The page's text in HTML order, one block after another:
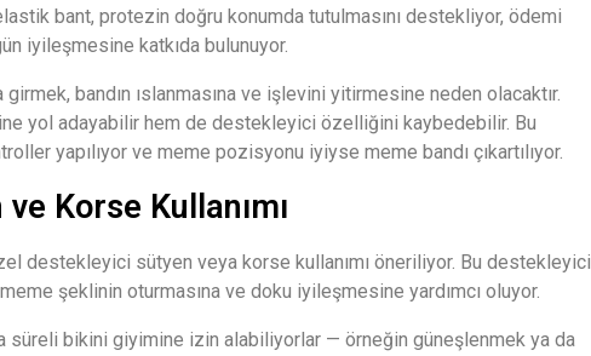
elastik bant, protezin doğru konumda tutulmasını destekliyor, ödemi
iyileşmesine katkıda bulunuyor.
bandın ıslanmasına ve işlevini yitirmesine neden olacaktır.
yol adayabilir hem de destekleyici özelliğini kaybedebilir. Bu
yapılıyor ve meme pozisyonu iyiyse meme bandı çıkartılıyor.
Korse Kullanımı
destekleyici sütyen veya korse kullanımı öneriliyor. Bu destekleyici
şeklinin oturmasına ve doku iyileşmesine yardımcı oluyor.
süreli bikini giyimine izin alabiliyorlar — örneğin güneşlenmek ya da